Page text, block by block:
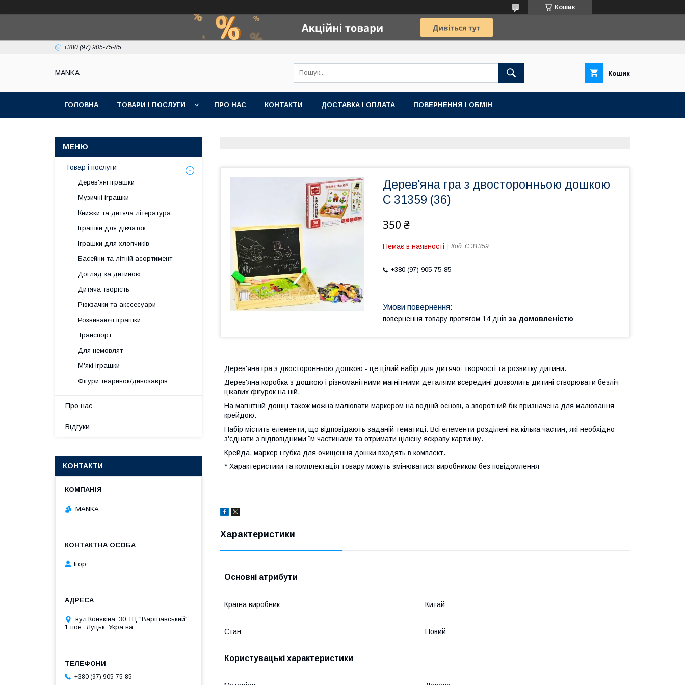
Кошик
+380 (97) 905-75-85
МАNKА Кошик
ГОЛОВНА ТОВАРИ І ПОСЛУГИ ПРО НАС КОНТАКТИ ДОСТАВКА І ОПЛАТА ПОВЕРНЕННЯ І ОБМІН
Дерев'яна гра з двосторонньою дошкою
C 31359 (36)
350 ₴
Немає в наявності Код: C 31359
+380 (97) 905-75-85
повернення товару протягом 14 днів за домовленістю
Дерев'яна гра з двосторонньою дошкою - це цілий набір для дитячої творчості та розвитку дитини.
Дерев'яна коробка з дошкою і різноманітними магнітними деталями всередині дозволить дитині створювати безліч
цікавих фігурок на ній.
На магнітній дошці також можна малювати маркером на водній основі, а зворотний бік призначена для малювання
крейдою.
Набір містить елементи, що відповідають заданій тематиці. Всі елементи розділені на кілька частин, які необхідно
з'єднати з відповідними їм частинами та отримати цілісну яскраву картинку.
Крейда, маркер і губка для очищення дошки входять в комплект.
* Характеристики та комплектація товару можуть змінюватися виробником без повідомлення
Характеристики
Основні атрибути
Країна виробник Китай
Стан Новий
Користувацькi характеристики
Товар і послуги
Дерев'яні іграшки
Музичні іграшки
Книжки та дитяча література
Іграшки для дівчаток
Іграшки для хлопчиків
Басейни та літній асортимент
Догляд за дитиною
Дитяча творість
Рюкзачки та акссесуари
Розвиваючі іграшки
Транспорт
Для немовлят
М'які іграшки
Фігури тваринок/динозаврів
Про нас
Відгуки
КОНТАКТИ
MANKA
Ігор
вул.Конякіна, 30 ТЦ "Варшавський"
1 пов., Луцьк, Україна
+380 (97) 905-75-85